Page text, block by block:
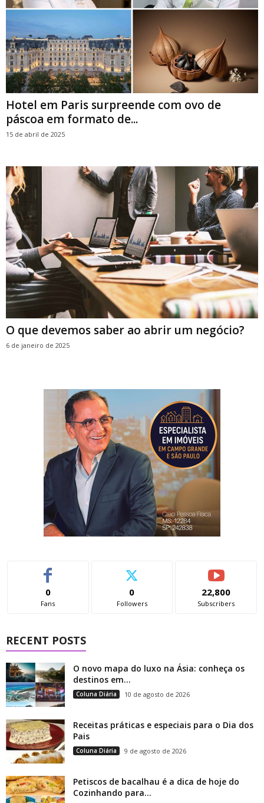
Hotel em Paris surpreende com ovo de
páscoa em formato de...
15 de abril de 2025
O que devemos saber ao abrir um negócio?
6 de janeiro de 2025
0
Fans
0
Followers
22,800
Subscribers
RECENT POSTS
O novo mapa do luxo na Ásia: conheça os
destinos em...
Coluna Diária 10 de agosto de 2026
Receitas práticas e especiais para o Dia dos
Pais
Coluna Diária 9 de agosto de 2026
Petiscos de bacalhau é a dica de hoje do
Cozinhando para...